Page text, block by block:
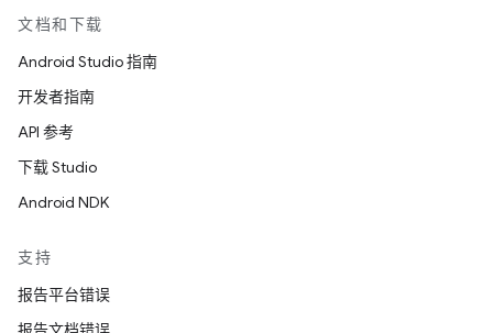
文档和下载
Android Studio 指南
开发者指南
API 参考
下载 Studio
Android NDK
支持
报告平台错误